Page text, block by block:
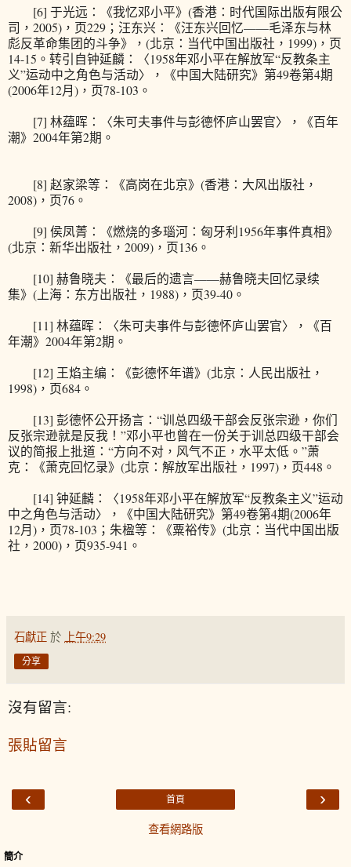
[6] 于光远：《我忆邓小平》(香港：时代国际出版有限公
司，2005)，页229；汪东兴：《汪东兴回忆——毛泽东与林
彪反革命集团的斗争》，(北京：当代中国出版社，1999)，页
14-15。转引自钟延麟：〈1958年邓小平在解放军“反教条主
义”运动中之角色与活动〉，《中国大陆研究》第49卷第4期
(2006年12月)，页78-103。
[7] 林蕴晖：〈朱可夫事件与彭德怀庐山罢官〉，《百年
潮》2004年第2期。
[8] 赵家梁等：《高岗在北京》(香港：大风出版社，
2008)，页76。
[9] 侯凤菁：《燃烧的多瑙河：匈牙利1956年事件真相》
(北京：新华出版社，2009)，页136。
[10] 赫鲁晓夫：《最后的遗言——赫鲁晓夫回忆录续
集》(上海：东方出版社，1988)，页39-40。
[11] 林蕴晖：〈朱可夫事件与彭德怀庐山罢官〉，《百
年潮》2004年第2期。
[12] 王焰主编：《彭德怀年谱》(北京：人民出版社，
1998)，页684。
[13] 彭德怀公开扬言：“训总四级干部会反张宗逊，你们
反张宗逊就是反我！”邓小平也曾在一份关于训总四级干部会
议的简报上批道：“方向不对，风气不正，水平太低。”萧
克：《萧克回忆录》(北京：解放军出版社，1997)，页448。
[14] 钟延麟：〈1958年邓小平在解放军“反教条主义”运动
中之角色与活动〉，《中国大陆研究》第49卷第4期(2006年
12月)，页78-103；朱楹等：《粟裕传》(北京：当代中国出版
社，2000)，页935-941。
石獻正 於 上午9:29
分享
沒有留言:
張貼留言
‹ ›
首頁
查看網路版
簡介